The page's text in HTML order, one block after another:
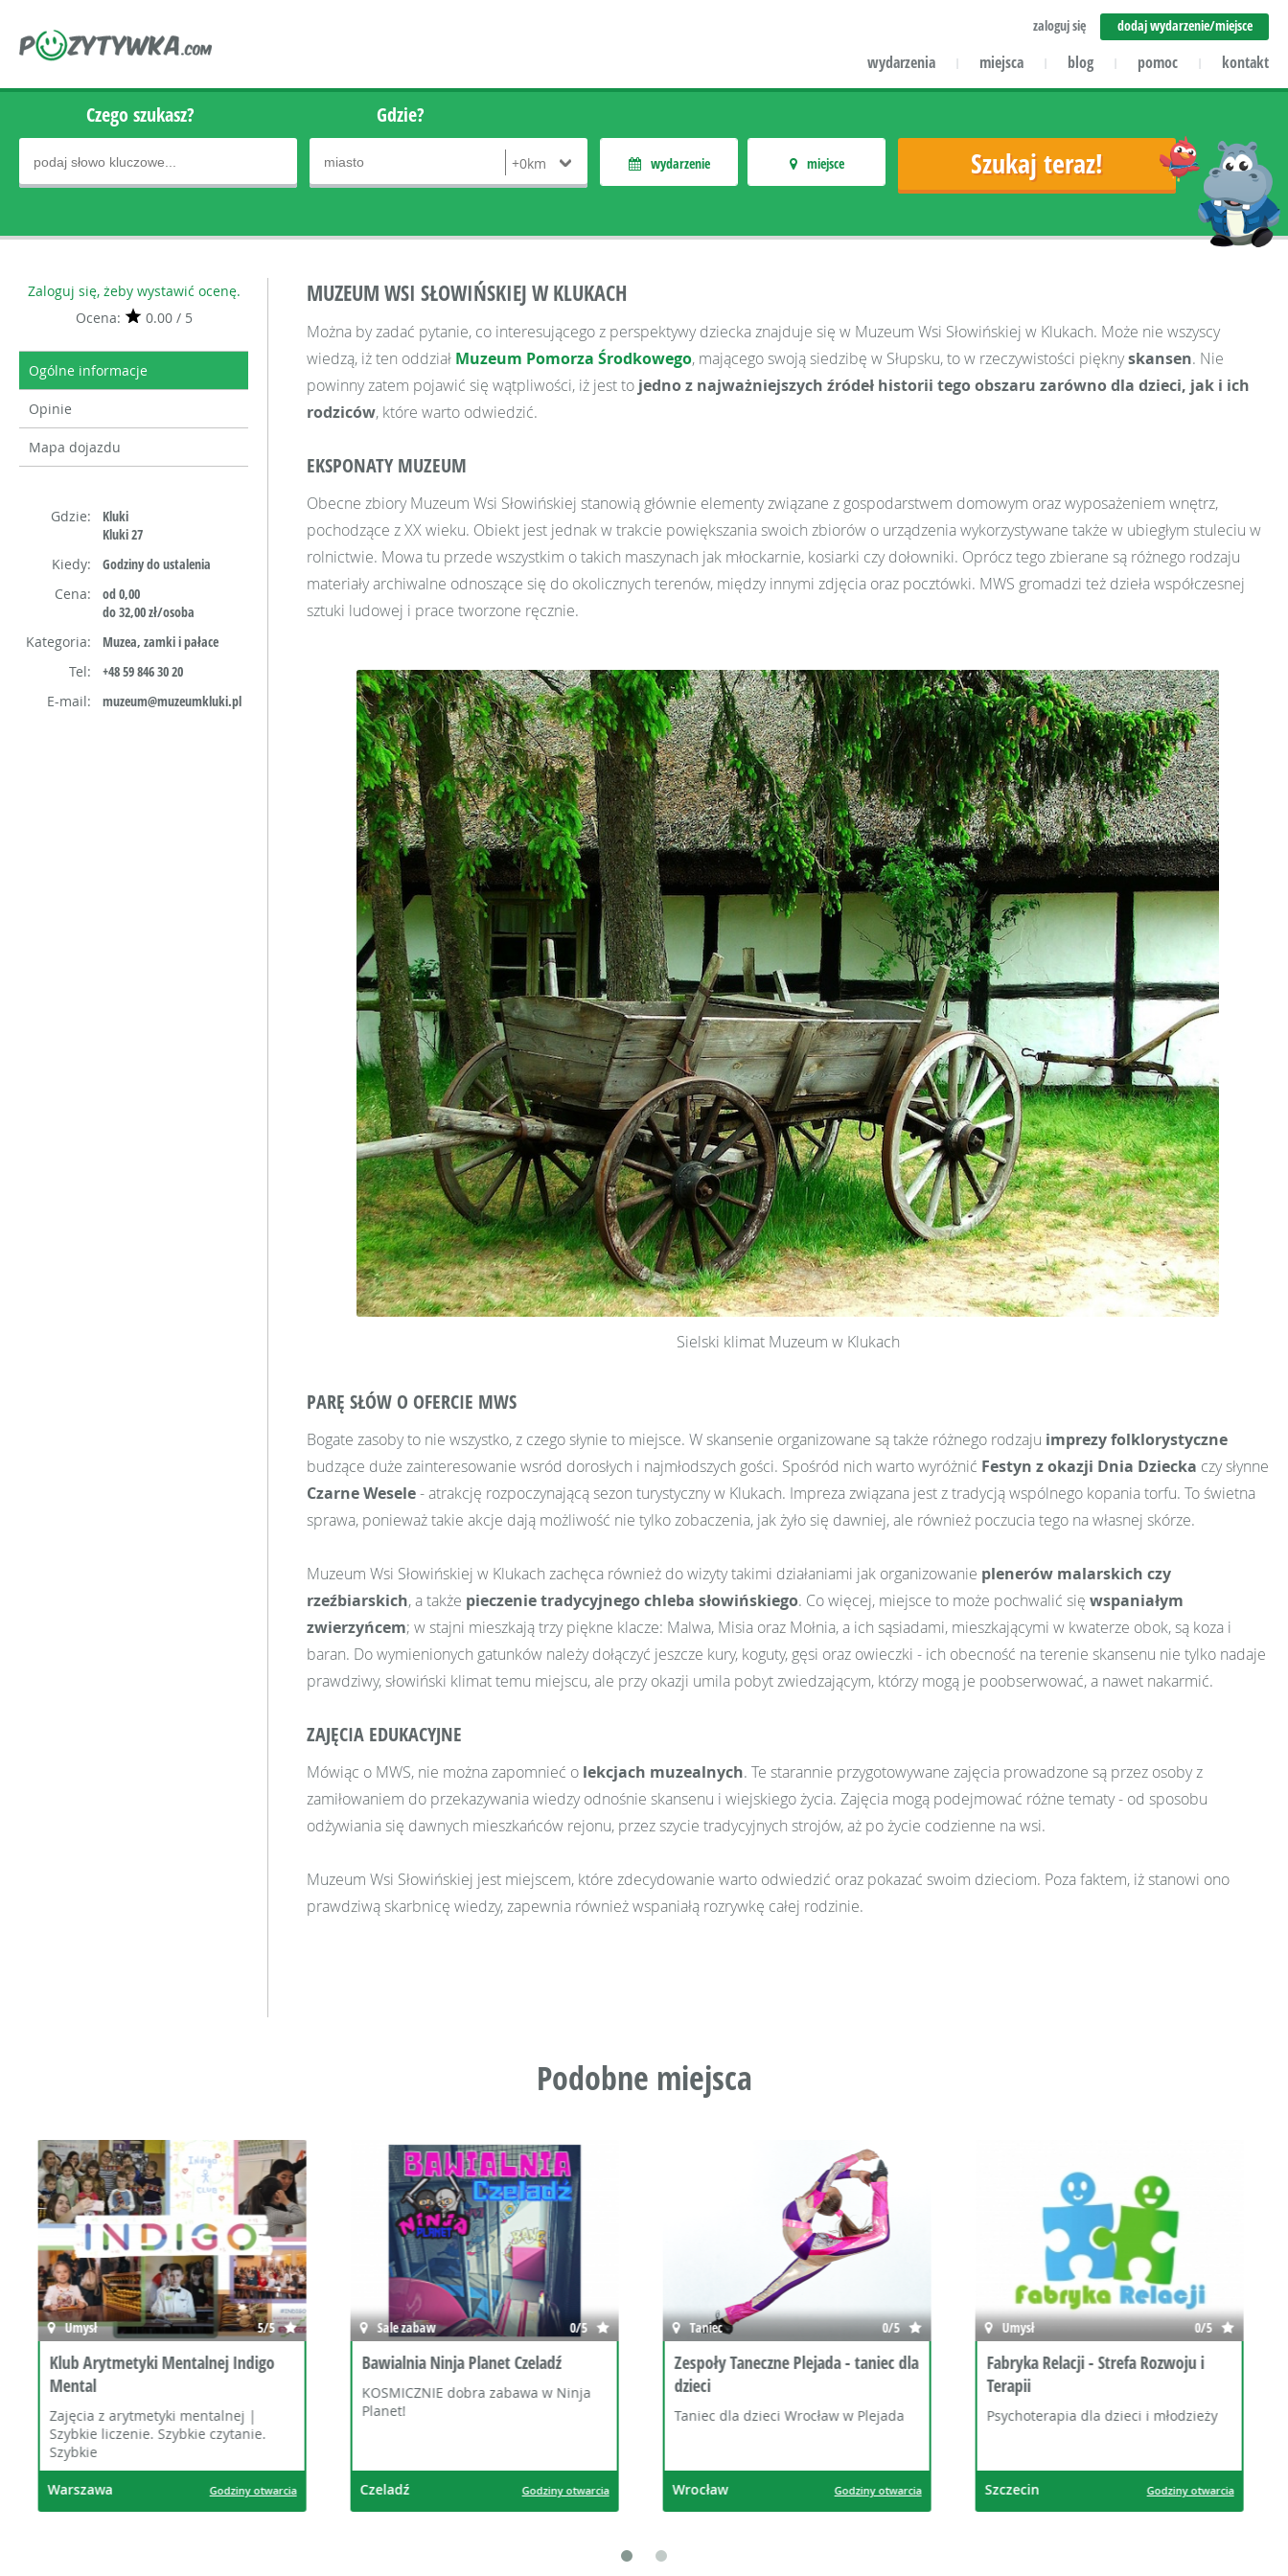
zaloguj się dodaj wydarzenie/miejsce
wydarzenia | miejsca | blog | pomoc | kontakt
Czego szukasz? Gdzie?
wydarzenie miejsce
Zaloguj się, żeby wystawić ocenę.
Ocena:
0.00 / 5
Ogólne informacje
Opinie
Mapa dojazdu
Gdzie:
Kluki
Kluki 27
Kiedy:
Godziny do ustalenia
Cena:
od 0,00
do 32,00 zł/osoba
Kategoria:
Muzea, zamki i pałace
Tel:
+48 59 846 30 20
E-mail:
muzeum@muzeumkluki.pl
MUZEUM WSI SŁOWIŃSKIEJ W KLUKACH
Można by zadać pytanie, co interesującego z perspektywy dziecka znajduje się w Muzeum Wsi Słowińskiej w Klukach. Może nie wszyscy
wiedzą, iż ten oddział Muzeum Pomorza Środkowego, mającego swoją siedzibę w Słupsku, to w rzeczywistości pięknyskansen. Nie
powinny zatem pojawić się wątpliwości, iż jest to jedno z najważniejszych źródeł historii tego obszaru zarówno dla dzieci, jak i ich
rodziców, które warto odwiedzić.
EKSPONATY MUZEUM
Obecne zbiory Muzeum Wsi Słowińskiej stanowią głównie elementy związane z gospodarstwem domowym oraz wyposażeniem wnętrz,
pochodzące z XX wieku. Obiekt jest jednak w trakcie powiększania swoich zbiorów o urządzenia wykorzystywane także w ubiegłym stuleciu w
rolnictwie. Mowa tu przede wszystkim o takich maszynach jak młockarnie, kosiarki czy dołowniki. Oprócz tego zbierane są różnego rodzaju
materiały archiwalne odnoszące się do okolicznych terenów, między innymi zdjęcia oraz pocztówki. MWS gromadzi też dzieła współczesnej
sztuki ludowej i prace tworzone ręcznie.
Sielski klimat Muzeum w Klukach
PARĘ SŁÓW O OFERCIE MWS
Bogate zasoby to nie wszystko, z czego słynie to miejsce. W skansenie organizowane są także różnego rodzaju imprezy folklorystyczne
budzące duże zainteresowanie wsród dorosłych i najmłodszych gości. Spośród nich warto wyróżnić Festyn z okazji Dnia Dziecka czy słynne
Czarne Wesele- atrakcję rozpoczynającą sezon turystyczny w Klukach. Impreza związana jest z tradycją wspólnego kopania torfu. To świetna
sprawa, ponieważ takie akcje dają możliwość nie tylko zobaczenia, jak żyło się dawniej, ale również poczucia tego na własnej skórze.
Muzeum Wsi Słowińskiej w Klukach zachęca również do wizyty takimi działaniami jak organizowanie plenerów malarskich czy
rzeźbiarskich, a także pieczenie tradycyjnego chleba słowińskiego. Co więcej, miejsce to może pochwalić się wspaniałym
zwierzyńcem; w stajni mieszkają trzy piękne klacze: Malwa, Misia oraz Mołnia, a ich sąsiadami, mieszkającymi w kwaterze obok, są koza i
baran. Do wymienionych gatunków należy dołączyć jeszcze kury, koguty, gęsi oraz owieczki - ich obecność na terenie skansenu nie tylko nadaje
prawdziwy, słowiński klimat temu miejscu, ale przy okazji umila pobyt zwiedzającym, którzy mogą je poobserwować, a nawet nakarmić.
ZAJĘCIA EDUKACYJNE
Mówiąc o MWS, nie można zapomnieć o lekcjach muzealnych. Te starannie przygotowywane zajęcia prowadzone są przez osoby z
zamiłowaniem do przekazywania wiedzy odnośnie skansenu i wiejskiego życia. Zajęcia mogą podejmować różne tematy - od sposobu
odżywiania się dawnych mieszkańców rejonu, przez szycie tradycyjnych strojów, aż po życie codzienne na wsi.
Muzeum Wsi Słowińskiej jest miejscem, które zdecydowanie warto odwiedzić oraz pokazać swoim dzieciom. Poza faktem, iż stanowi ono
prawdziwą skarbnicę wiedzy, zapewnia również wspaniałą rozrywkę całej rodzinie.
Podobne miejsca
Sale zabaw 0/5
Bawialnia Ninja Planet Czeladź
KOSMICZNIE dobra zabawa w Ninja
Planet!
Czeladź Godziny otwarcia
Taniec 0/5
Zespoły Taneczne Plejada - taniec dla
dzieci
Taniec dla dzieci Wrocław w Plejada
Wrocław Godziny otwarcia
Umysł 0/5
Fabryka Relacji - Strefa Rozwoju i
Terapii
Psychoterapia dla dzieci i młodzieży
Szczecin Godziny otwarcia
Świat zwierząt 0/5
Hipoterapia Słoneczny Stok
Hipoterapia
Nielepice Godziny otwarcia